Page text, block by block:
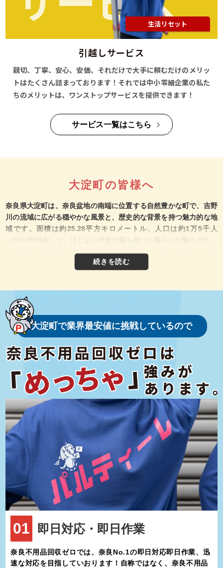
生活リセット
引越しサービス
親切、丁寧、安心、安価、それだけで大手に頼むだけのメリッ
トはたくさん詰まっております！それでは中小零細企業の私た
ちのメリットは、ワンストップサービスを提供できます！
サービス一覧はこちら
大淀町の皆様へ
奈良県大淀町は、奈良盆地の南端に位置する自然豊かな町で、吉野
川の流域に広がる穏やかな風景と、歴史的な背景を持つ魅力的な地
域です。面積は約25.28平方キロメートル、人口は約1万5千人
大淀町は、奈良市から南へ約40キロメートルの距離に位置し、町を
流れる吉野川が大地を潤しています。この町は平野部と山地部の両
覗かせます。特に、春になると周辺の桜が咲き乱れ、美しい景観を
楽しむことができます。
また、大淀町は農業が盛んで、米や果物の生産が地域の基盤を支え
ています。吉野川の恵みを受けた肥沃な土地で育つ農産物は新鮮で
おいしいと評判です。
大淀町は古代から吉野山地域の一部として栄えた土地で、長い歴史
を持っています。このエリアは古代日本の宗教的・文化的中心地で
もありました。特に近隣の吉野山は、桜の名所として有名であるだ
けでなく、修験道の修行地としても知られています。大淀町にも、
その影響を受けた歴史的建造物や伝統行事が多く存在します。
大淀町の伝統行事の一つに「おんだ祭り」があります。この祭りは
五穀豊穣を祈願するもので、町の住民たちが一体となって行われま
す。神社の境内で行われる神事や踊りは地域文化の象徴であり、訪
れた人々にも親しみやすい雰囲気を提供しています。
大淀町には、自然と歴史を満喫できる観光スポットが点在していま
吉野川は釣りや川遊び、そして自然散策を楽しむ人々にとって理想
的な場所です。川沿いの遊歩道を歩けば、四季折々の美しい風景を
堪能できます。秋には紅葉、春には桜が見事です。
圓光寺は、大淀町を代表する名所の一つで、四季折々の花が咲き誇
ります。特に春の桜と秋の紅葉の時期は多くの観光客が訪れます。
す。
町内には古い町並みが残っており、散策しながら大淀町の歴史を感
大淀町で業界最安値に挑戦しているので
01 即日対応・即日作業
奈良不用品回収ゼロでは、奈良No.1の即日対応即日作業、迅
速な対応を目指していおります！自称ではなく、奈良不用品